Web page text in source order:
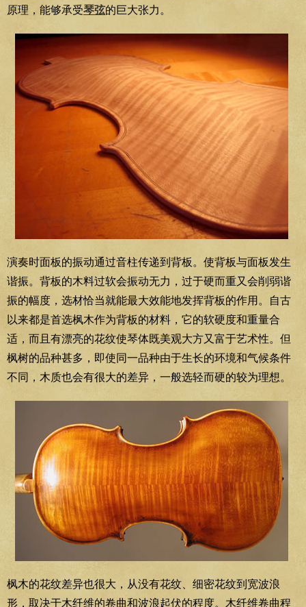
原理，能够承受琴弦的巨大张力。
演奏时面板的振动通过音柱传递到背板。使背板与面板发生
谐振。背板的木料过软会振动无力，过于硬而重又会削弱谐
振的幅度，选材恰当就能最大效能地发挥背板的作用。自古
以来都是首选枫木作为背板的材料，它的软硬度和重量合
适，而且有漂亮的花纹使琴体既美观大方又富于艺术性。但
枫树的品种甚多，即使同一品种由于生长的环境和气候条件
不同，木质也会有很大的差异，一般选轻而硬的较为理想。
枫木的花纹差异也很大，从没有花纹、细密花纹到宽波浪
形，取决于木纤维的卷曲和波浪起伏的程度。木纤维卷曲程